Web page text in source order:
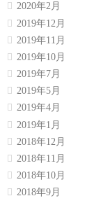
2020年2月
2019年12月
2019年11月
2019年10月
2019年7月
2019年5月
2019年4月
2019年1月
2018年12月
2018年11月
2018年10月
2018年9月